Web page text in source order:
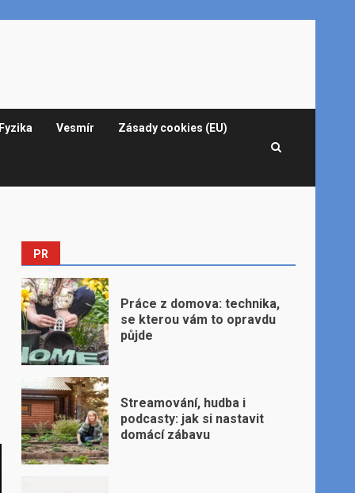
Fyzika Vesmír Zásady cookies (EU)
PR
Práce z domova: technika,
se kterou vám to opravdu
půjde
Streamování, hudba i
podcasty: jak si nastavit
domácí zábavu